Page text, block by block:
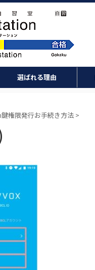
選ばれる理由
権限発行お手続き方法 >